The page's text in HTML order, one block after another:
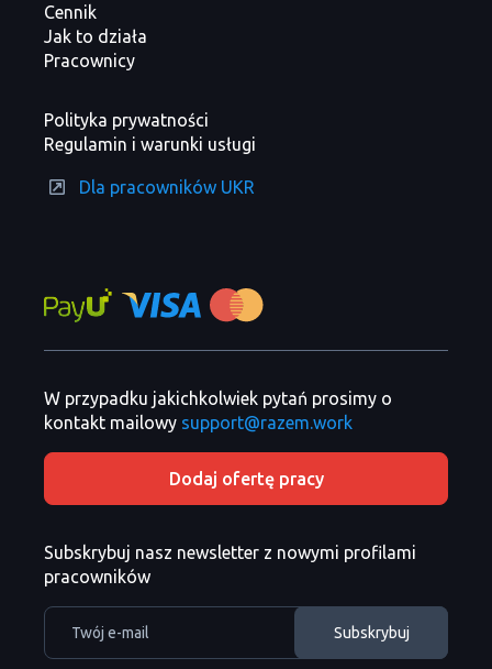
Cennik
Jak to działa
Pracownicy
Polityka prywatności
Regulamin i warunki usługi
Dla pracowników UKR
W przypadku jakichkolwiek pytań prosimy o
kontakt mailowy support@razem.work
Dodaj ofertę pracy
Subskrybuj nasz newsletter z nowymi profilami
pracowników